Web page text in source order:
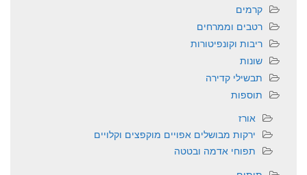
קרמים
רטבים וממרחים
ריבות וקונפיטורות
שונות
תבשילי קדירה
תוספות
אורז
ירקות מבושלים אפויים מוקפצים וקלויים
תפוחי אדמה ובטטה